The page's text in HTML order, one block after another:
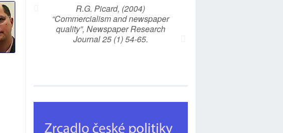
R.G. Picard, (2004)
“Commercialism and newspaper
quality”, Newspaper Research
Journal 25 (1) 54-65.